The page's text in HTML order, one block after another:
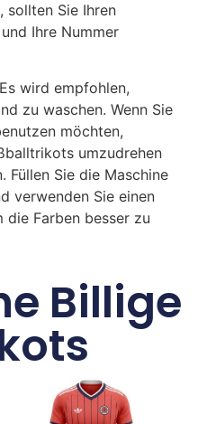
sollten Sie Ihren
Ihre Nummer
wird empfohlen,
zu waschen. Wenn Sie
möchten,
umzudrehen
Füllen Sie die Maschine
verwenden Sie einen
die Farben besser zu
Billige